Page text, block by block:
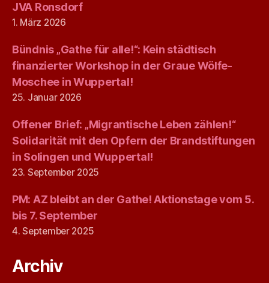
JVA Ronsdorf
1. März 2026
Bündnis „Gathe für alle!“: Kein städtisch
finanzierter Workshop in der Graue Wölfe-
Moschee in Wuppertal!
25. Januar 2026
Offener Brief: „Migrantische Leben zählen!“
Solidarität mit den Opfern der Brandstiftungen
in Solingen und Wuppertal!
23. September 2025
PM: AZ bleibt an der Gathe! Aktionstage vom 5.
bis 7. September
4. September 2025
Archiv